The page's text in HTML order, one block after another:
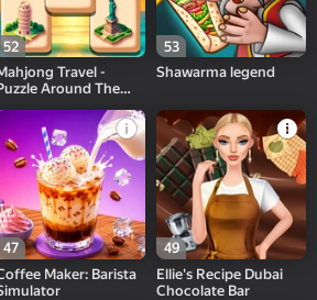
52
Travel -
Around The
53
Shawarma legend
47
Maker: Barista
49
Ellie's Recipe Dubai
Chocolate Bar